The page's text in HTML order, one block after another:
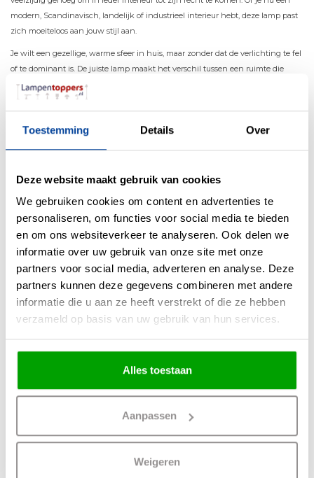
Toestemming Details Over
Deze website maakt gebruik van cookies
We gebruiken cookies om content en advertenties te
personaliseren, om functies voor social media te bieden
en om ons websiteverkeer te analyseren. Ook delen we
informatie over uw gebruik van onze site met onze
partners voor social media, adverteren en analyse. Deze
partners kunnen deze gegevens combineren met andere
informatie die u aan ze heeft verstrekt of die ze hebben
verzameld op basis van uw gebruik van hun services.
Alles toestaan
Aanpassen
Weigeren
modern, Scandinavisch, landelijk of industrieel interieur hebt, deze lamp past
zich moeiteloos aan jouw stijl aan.
Je wilt een gezellige, warme sfeer in huis, maar zonder dat de verlichting te fel
of te dominant is. De juiste lamp maakt het verschil tussen een ruimte die
“oké” voelt en een ruimte waarin je écht graag tijd doorbrengt. De Open
Hanglamp White zorgt voor precies die balans: subtiele rust, natuurlijke
De Open Hanglamp black valt op door zijn mooie en open structuur, waardoor
het licht mooi door de ruimte wordt verspreid. De open vorm creëert een speels
ambiance. Dit maakt de lamp ideaal voor boven de eettafel, in de woonkamer,
slaapkamer of als blikvanger in de hal.
Dankzij de natuurlijke kleurnuances en rustige uitstraling combineer je deze
hanglamp eenvoudig met uiteenlopende materialen zoals hout, linnen en
Belangrijkste kenmerken
✔ Prachtig lichtspel- De open structuur laat licht en schaduw sfeervol
- Perfect voor de eethoek, woonkamer, hal of
slaapkamer.